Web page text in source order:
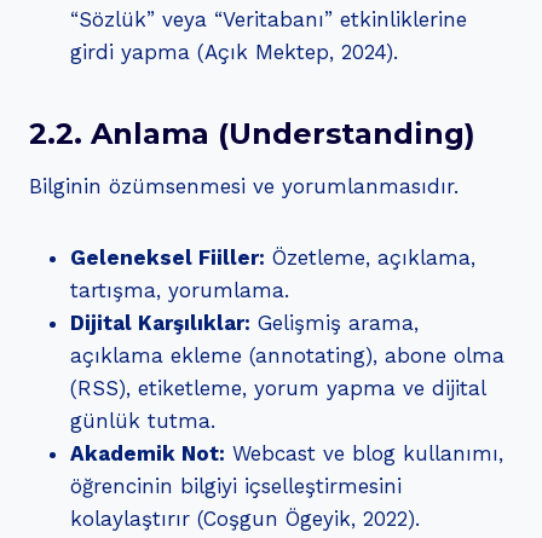
“Sözlük” veya “Veritabanı” etkinliklerine
girdi yapma (Açık Mektep, 2024).
2.2. Anlama (Understanding)
Bilginin özümsenmesi ve yorumlanmasıdır.
Geleneksel Fiiller: Özetleme, açıklama,
tartışma, yorumlama.
Dijital Karşılıklar: Gelişmiş arama,
açıklama ekleme (annotating), abone olma
(RSS), etiketleme, yorum yapma ve dijital
günlük tutma.
Akademik Not: Webcast ve blog kullanımı,
öğrencinin bilgiyi içselleştirmesini
kolaylaştırır (Coşgun Ögeyik, 2022).